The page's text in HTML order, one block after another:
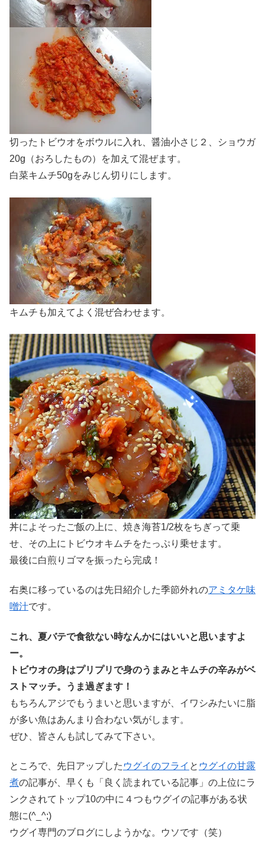
切ったトビウオをボウルに入れ、醤油小さじ２、ショウガ
20g（おろしたもの）を加えて混ぜます。
白菜キムチ50gをみじん切りにします。
キムチも加えてよく混ぜ合わせます。
丼によそったご飯の上に、焼き海苔1/2枚をちぎって乗
せ、その上にトビウオキムチをたっぷり乗せます。
最後に白煎りゴマを振ったら完成！
右奥に移っているのは先日紹介した季節外れのアミタケ味
噌汁です。
これ、夏バテで食欲ない時なんかにはいいと思いますよ
ー。
トビウオの身はプリプリで身のうまみとキムチの辛みがベ
ストマッチ。うま過ぎます！
もちろんアジでもうまいと思いますが、イワシみたいに脂
が多い魚はあんまり合わない気がします。
ぜひ、皆さんも試してみて下さい。
ところで、先日アップした ウグイのフライ と ウグイの甘露
煮の記事が、早くも「良く読まれている記事」の上位にラ
ンクされてトップ10の中に４つもウグイの記事がある状
態に(^_^;)
ウグイ専門のブログにしようかな。ウソです（笑）